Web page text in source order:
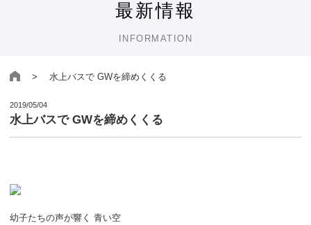
最新情報
INFORMATION
> 水上バスで GWを締めくくる
2019/05/04
水上バスで GWを締めくくる
幼子たちの声が響く 青い空